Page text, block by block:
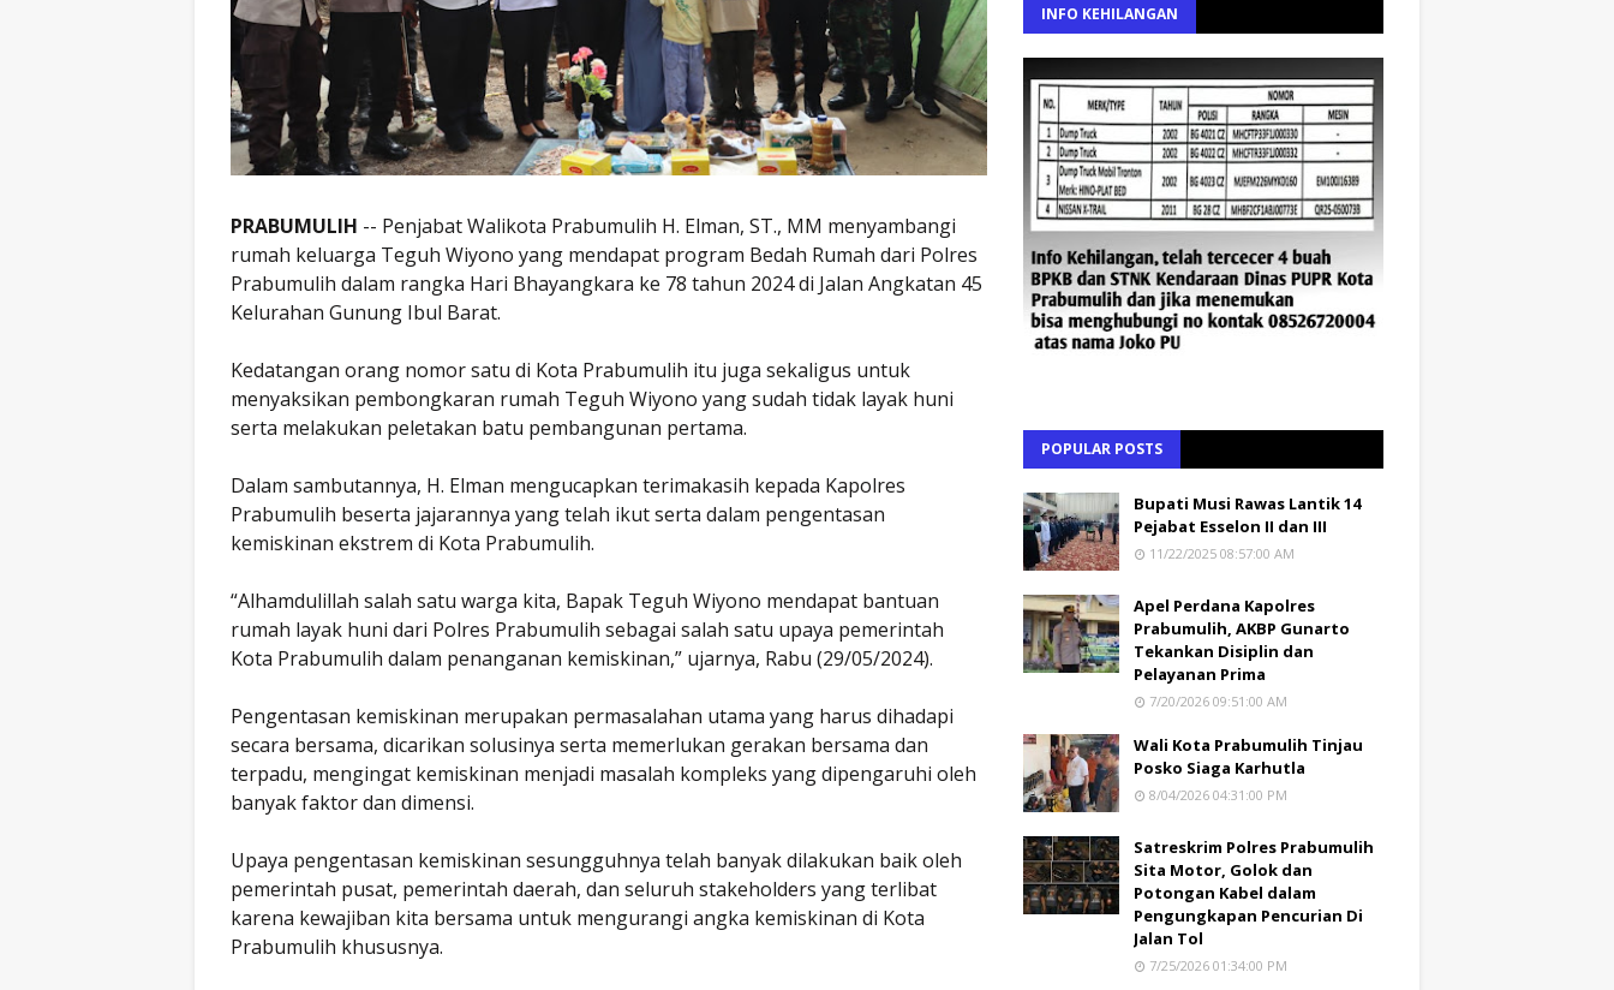
PRABUMULIH -- Penjabat Walikota Prabumulih H. Elman, ST., MM menyambangi
rumah keluarga Teguh Wiyono yang mendapat program Bedah Rumah dari Polres
Prabumulih dalam rangka Hari Bhayangkara ke 78 tahun 2024 di Jalan Angkatan 45
Kelurahan Gunung Ibul Barat.
Kedatangan orang nomor satu di Kota Prabumulih itu juga sekaligus untuk
menyaksikan pembongkaran rumah Teguh Wiyono yang sudah tidak layak huni
serta melakukan peletakan batu pembangunan pertama.
Dalam sambutannya, H. Elman mengucapkan terimakasih kepada Kapolres
Prabumulih beserta jajarannya yang telah ikut serta dalam pengentasan
kemiskinan ekstrem di Kota Prabumulih.
“Alhamdulillah salah satu warga kita, Bapak Teguh Wiyono mendapat bantuan
rumah layak huni dari Polres Prabumulih sebagai salah satu upaya pemerintah
Kota Prabumulih dalam penanganan kemiskinan,” ujarnya, Rabu (29/05/2024).
Pengentasan kemiskinan merupakan permasalahan utama yang harus dihadapi
secara bersama, dicarikan solusinya serta memerlukan gerakan bersama dan
terpadu, mengingat kemiskinan menjadi masalah kompleks yang dipengaruhi oleh
banyak faktor dan dimensi.
Upaya pengentasan kemiskinan sesungguhnya telah banyak dilakukan baik oleh
pemerintah pusat, pemerintah daerah, dan seluruh stakeholders yang terlibat
karena kewajiban kita bersama untuk mengurangi angka kemiskinan di Kota
Prabumulih khususnya.
INFO KEHILANGAN
POPULAR POSTS
Bupati Musi Rawas Lantik 14
Pejabat Esselon II dan III
11/22/2025 08:57:00 AM
Apel Perdana Kapolres
Prabumulih, AKBP Gunarto
Tekankan Disiplin dan
Pelayanan Prima
7/20/2026 09:51:00 AM
Wali Kota Prabumulih Tinjau
Posko Siaga Karhutla
8/04/2026 04:31:00 PM
Satreskrim Polres Prabumulih
Sita Motor, Golok dan
Potongan Kabel dalam
Pengungkapan Pencurian Di
Jalan Tol
7/25/2026 01:34:00 PM